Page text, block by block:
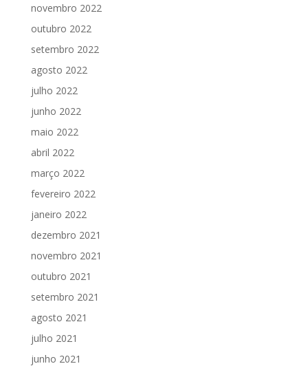
novembro 2022
outubro 2022
setembro 2022
agosto 2022
julho 2022
junho 2022
maio 2022
abril 2022
março 2022
fevereiro 2022
janeiro 2022
dezembro 2021
novembro 2021
outubro 2021
setembro 2021
agosto 2021
julho 2021
junho 2021